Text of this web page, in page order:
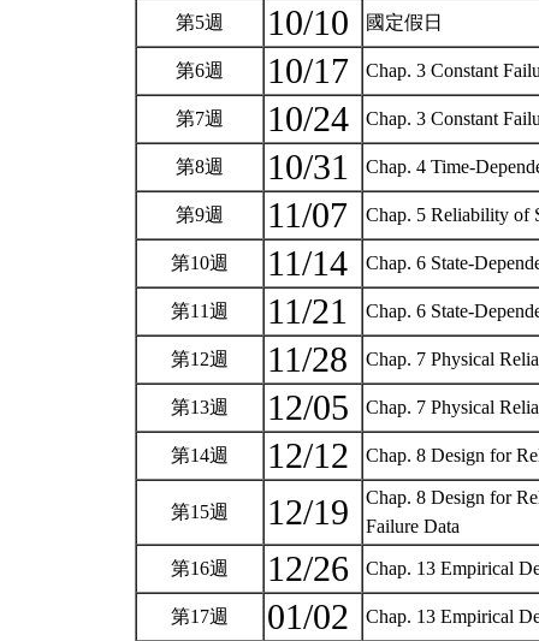
第5週 10/10 國定假日
第6週 10/17 Chap. 3 Constant
第7週 10/24 Chap. 3 Constant
第8週 10/31 Chap. 4 Time-
第9週 11/07 Chap. 5 Reliability of
第10週 11/14 Chap. 6 State-
第11週 11/21 Chap. 6 State-
第12週 11/28 Chap. 7 Physical
第13週 12/05 Chap. 7 Physical
第14週 12/12 Chap. 8 Design for
第15週 12/19
Chap. 8 Design for
Failure Data
第16週 12/26 Chap. 13 Empirical
第17週 01/02 Chap. 13 Empirical